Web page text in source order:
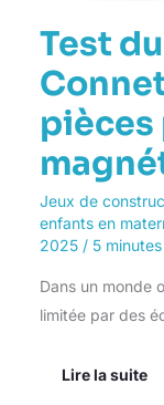
Test
Jeux de
enfants en
2025 / 5
Dans un monde
limitée par des
Lire la suite